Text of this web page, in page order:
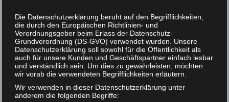
Umwelt, ist unwirtschaftlich und ungesund, verursacht
Hunger und ist ein Verbrechen gegenüber den Tieren.
Vorheriger Beitrag
Nächster Beitrag
Die Datenschutzerklärung beruht auf den Begrifflichkeiten,
die durch den Europäischen Richtlinien- und
Verordnungsgeber beim Erlass der Datenschutz-
Grundverordnung (DS-GVO) verwendet wurden. Unsere
Datenschutzerklärung soll sowohl für die Öffentlichkeit als
auch für unsere Kunden und Geschäftspartner einfach lesbar
und verständlich sein. Um dies zu gewährleisten, möchten
wir vorab die verwendeten Begrifflichkeiten erläutern.
Wir verwenden in dieser Datenschutzerklärung unter
anderem die folgenden Begriffe: